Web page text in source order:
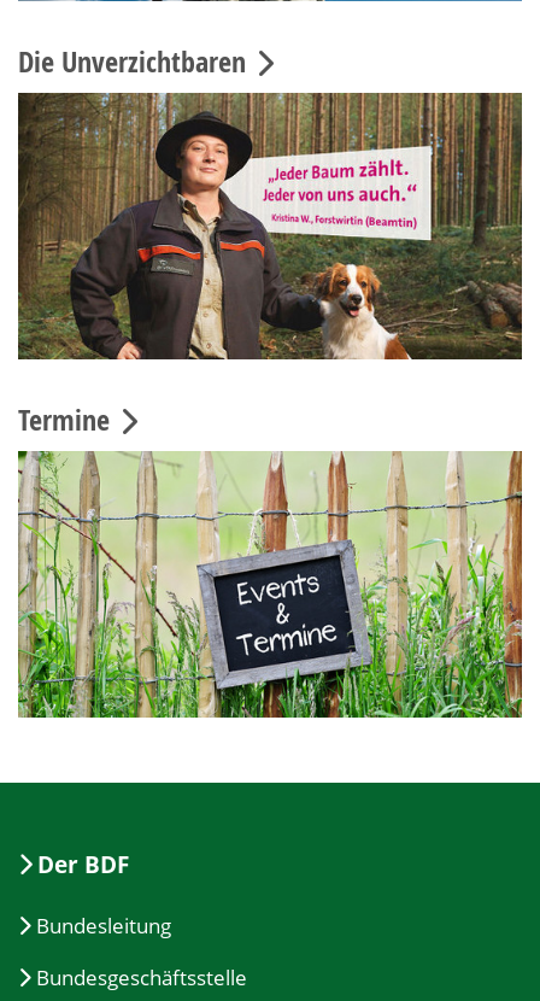
Die Unverzichtbaren
Termine
Der BDF
Bundesleitung
Bundesgeschäftsstelle